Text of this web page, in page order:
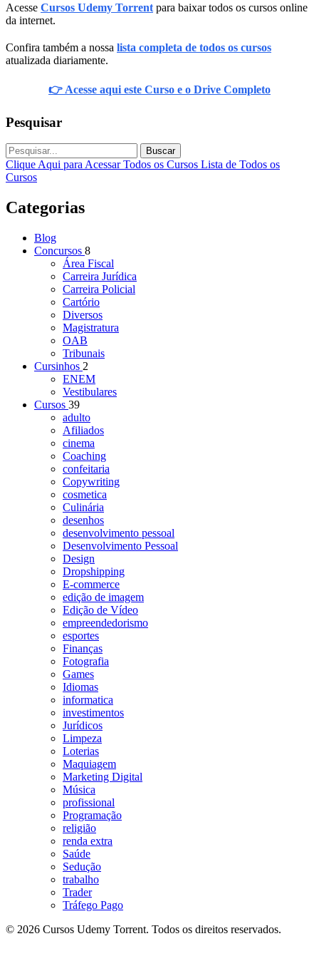
Acesse Cursos Udemy Torrent para baixar todos os cursos online
da internet.
Confira também a nossa lista completa de todos os cursos
atualizada diariamente.
👉 Acesse aqui este Curso e o Drive Completo
Pesquisar
Buscar
Clique Aqui para Acessar Todos os Cursos Lista de Todos os
Cursos
Categorias
Blog
Concursos 8
Área Fiscal
Carreira Jurídica
Carreira Policial
Cartório
Diversos
Magistratura
OAB
Tribunais
Cursinhos 2
ENEM
Vestibulares
Cursos 39
adulto
Afiliados
cinema
Coaching
confeitaria
Copywriting
cosmetica
Culinária
desenhos
desenvolvimento pessoal
Desenvolvimento Pessoal
Design
Dropshipping
E-commerce
edição de imagem
Edição de Vídeo
empreendedorismo
esportes
Finanças
Fotografia
Games
Idiomas
informatica
investimentos
Jurídicos
Limpeza
Loterias
Maquiagem
Marketing Digital
Música
profissional
Programação
religião
renda extra
Saúde
Sedução
trabalho
Trader
Tráfego Pago
© 2026 Cursos Udemy Torrent. Todos os direitos reservados.